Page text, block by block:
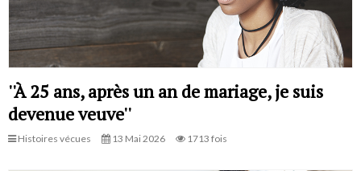
''À 25 ans, après un an de mariage, je suis
devenue veuve''
Histoires vécues 13 Mai 2026 1713 fois